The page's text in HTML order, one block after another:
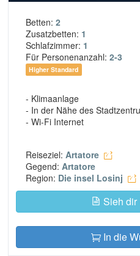
Betten: 2
Zusatzbetten: 1
Schlafzimmer: 1
Für Personenanzahl: 2-3
Higher Standard
- Klimaanlage
- In der Nähe des
- Wi-Fi Internet
Reiseziel: Artatore
Gegend: Artatore
Region: Die insel Losinj
Sieh dir
In die